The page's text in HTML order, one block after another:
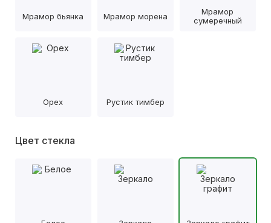
Мрамор бьянка Мрамор морена
Мрамор
сумеречный
Орех Рустик тимбер
Цвет стекла